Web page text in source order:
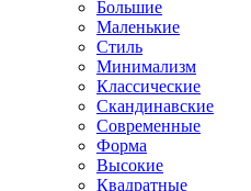
Большие
Маленькие
Стиль
Минимализм
Классические
Скандинавские
Современные
Форма
Высокие
Квадратные